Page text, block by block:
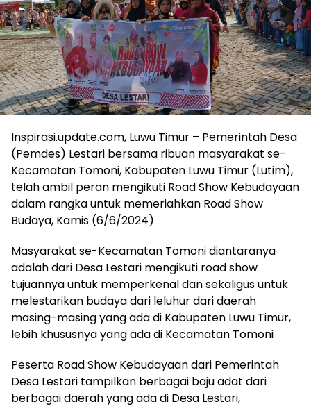
Inspirasi.update.com, Luwu Timur – Pemerintah Desa
(Pemdes) Lestari bersama ribuan masyarakat se-
Kecamatan Tomoni, Kabupaten Luwu Timur (Lutim),
telah ambil peran mengikuti Road Show Kebudayaan
dalam rangka untuk memeriahkan Road Show
Budaya, Kamis (6/6/2024)
Masyarakat se-Kecamatan Tomoni diantaranya
adalah dari Desa Lestari mengikuti road show
tujuannya untuk memperkenal dan sekaligus untuk
melestarikan budaya dari leluhur dari daerah
masing-masing yang ada di Kabupaten Luwu Timur,
lebih khususnya yang ada di Kecamatan Tomoni
Peserta Road Show Kebudayaan dari Pemerintah
Desa Lestari tampilkan berbagai baju adat dari
berbagai daerah yang ada di Desa Lestari,